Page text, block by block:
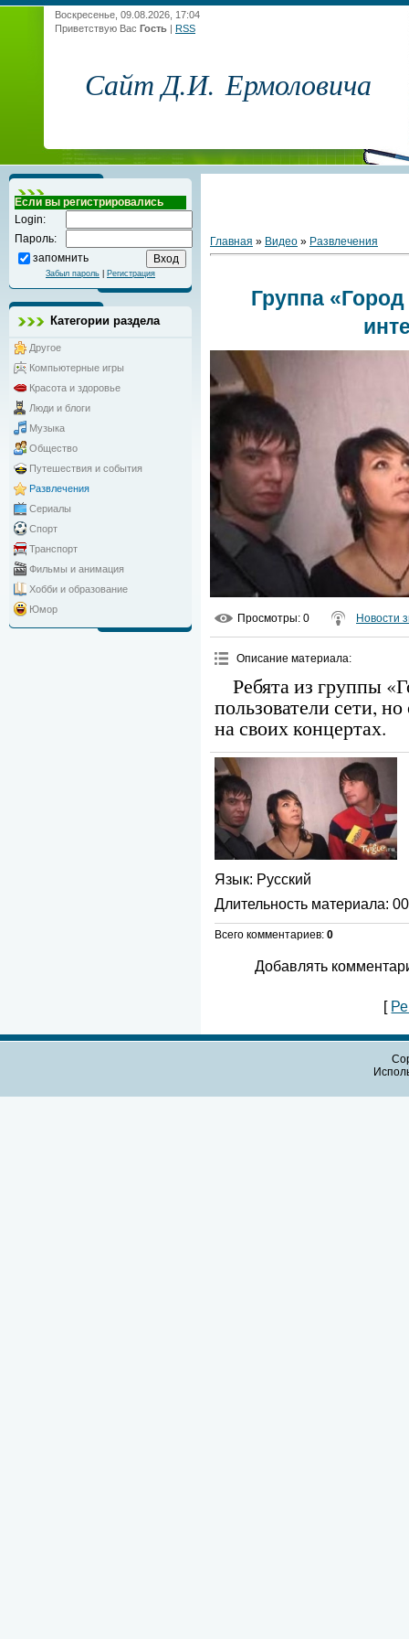
Воскресенье, 09.08.2026, 17:04
Приветствую Вас Гость | RSS
Сайт Д.И. Ермоловича
Если вы регистрировались
Login:
Пароль:
запомнить
Забыл пароль Регистрация
Категории раздела
Другое
Компьютерные игры
Красота и здоровье
Люди и блоги
Музыка
Общество
Путешествия и события
Развлечения
Сериалы
Спорт
Транспорт
Фильмы и анимация
Хобби и образование
Юмор
Главная » Видео » Развлечения
Группа
Просмотры: 0 Новости
Описание материала:
Ребята из группы
пользователи сети,
на своих концертах.
Язык: Русский
Длительность материала:
Всего комментариев: 0
Добавлять
[